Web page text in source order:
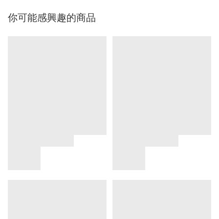
你可能感興趣的商品